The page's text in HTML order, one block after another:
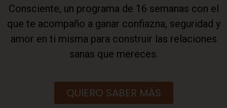
Consciente, un programa de 16 semanas con el
que te acompaño a ganar confiazna, seguridad y
amor en ti misma para construir las relaciones
sanas que mereces.
QUIERO SABER MÁS